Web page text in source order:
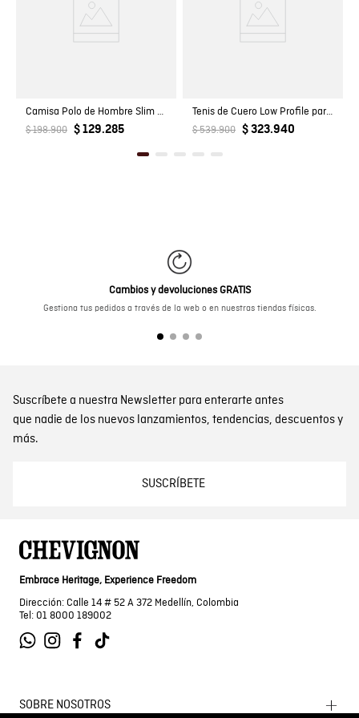
Fabricante / importador COMODIN S.A.S.
Camisa Polo de Hombre Slim Fit Manga Corta Perilla Tejida Escondida en Mezcla de Algodón y Viscosa
$ 198.900 $ 129.285
Tenis de Cuero Low Profile para Hombre
$ 539.900 $ 323.940
Cambios y devoluciones GRATIS
Gestiona tus pedidos a través de la web o en nuestras tiendas físicas.
Suscríbete a nuestra Newsletter para enterarte antes
que nadie de los nuevos lanzamientos, tendencias, descuentos y
más.
SUSCRÍBETE
Embrace Heritage, Experience Freedom
Dirección: Calle 14 # 52 A 372 Medellín, Colombia
Tel: 01 8000 189002
SOBRE NOSOTROS